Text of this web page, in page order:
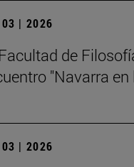
| 2026
de
"Navarra
| 2026